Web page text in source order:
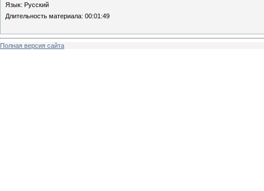
Язык: Русский
Длительность материала: 00:01:49
Полная версия сайта